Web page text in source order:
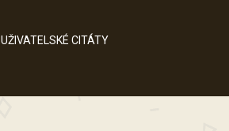
UŽIVATELSKÉ CITÁTY